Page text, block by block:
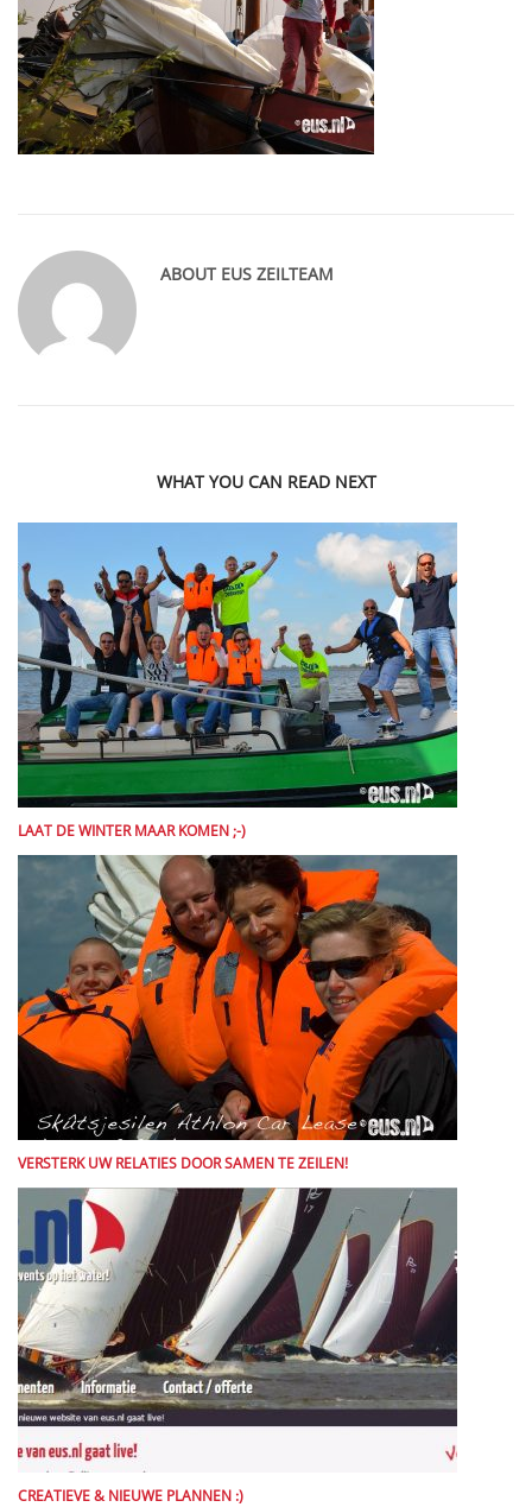
ABOUT EUS ZEILTEAM
WHAT YOU CAN READ NEXT
LAAT DE WINTER MAAR KOMEN ;-)
VERSTERK UW RELATIES DOOR SAMEN TE ZEILEN!
CREATIEVE & NIEUWE PLANNEN :)